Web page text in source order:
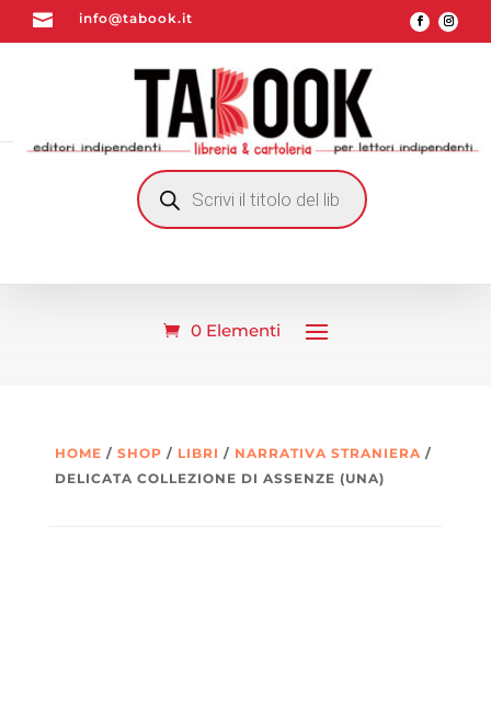
 info@tabook.it
RICERCA
PRODOTTI
0 Elementi
HOME / SHOP / LIBRI / NARRATIVA STRANIERA /
DELICATA COLLEZIONE DI ASSENZE (UNA)